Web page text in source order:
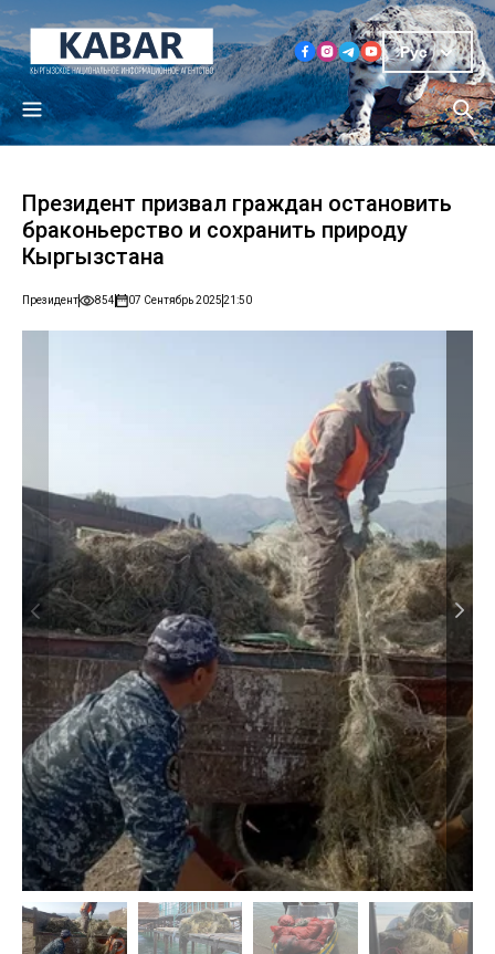
Рус
Президент призвал граждан остановить
браконьерство и сохранить природу
Кыргызстана
Президент 854 07 Сентябрь 202521:50